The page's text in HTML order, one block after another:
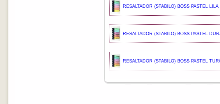
RESALTADOR (STABILO) BOSS PASTEL
RESALTADOR (STABILO) BOSS PASTEL
RESALTADOR (STABILO) BOSS PASTEL